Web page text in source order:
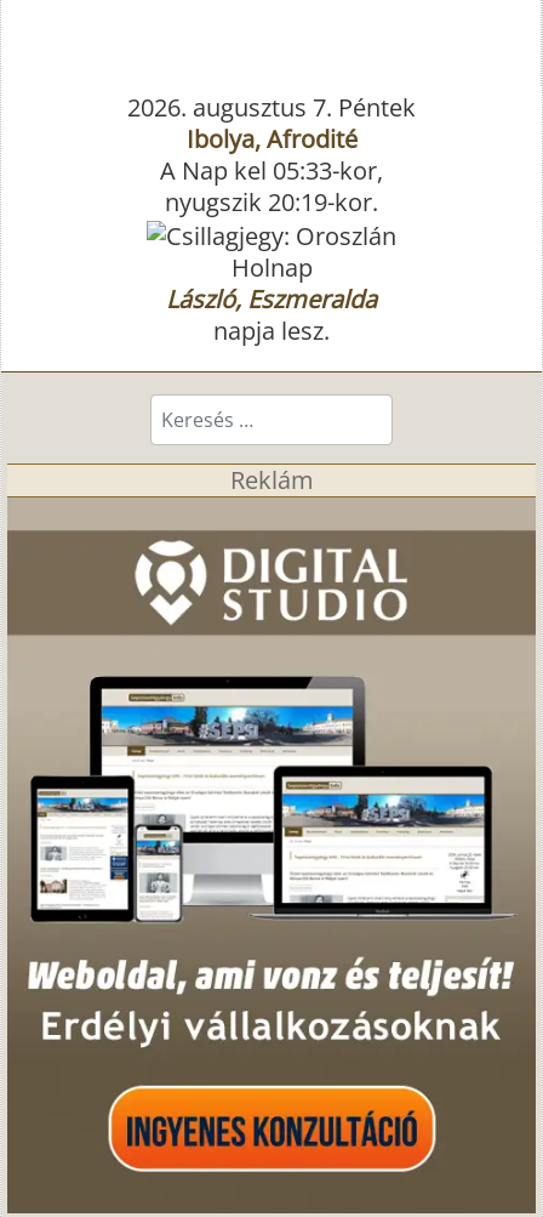
2026. augusztus 7. Péntek
Ibolya, Afrodité
A Nap kel 05:33-kor,
nyugszik 20:19-kor.
Holnap
László, Eszmeralda
napja lesz.
Keresés...
Reklám